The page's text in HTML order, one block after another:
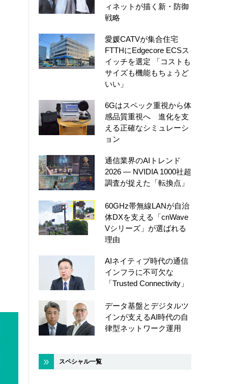
ィネットが描く新・防御
戦略
愛媛CATVが集合住宅
FTTHにEdgecore ECSス
イッチを選定 「コストも
サイズも機能もちょうど
いい」
6Gはスペック重視から体
感品質重視へ 進化を支
える正確なシミュレーシ
ョン
通信業界のAIトレンド
2026 ― NVIDIA 1000社超
調査が捉えた「転換点」
60GHz帯無線LANが自治
体DXを支える「cnWave
Vシリーズ」が選ばれる
理由
AIネイティブ時代の通信
インフラに不可欠な
「Trusted Connectivity」
データ基盤とデジタルツ
インが支えるAI時代の自
律型ネットワーク運用
スペシャル一覧